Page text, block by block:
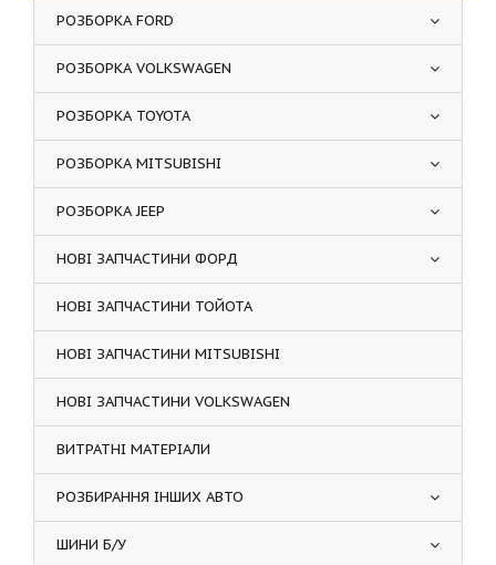
РОЗБОРКА FORD
РОЗБОРКА VOLKSWAGEN
РОЗБОРКА TOYOTA
РОЗБОРКА MITSUBISHI
РОЗБОРКА JEEP
НОВІ ЗАПЧАСТИНИ ФОРД
НОВІ ЗАПЧАСТИНИ ТОЙОТА
НОВІ ЗАПЧАСТИНИ MITSUBISHI
НОВІ ЗАПЧАСТИНИ VOLKSWAGEN
ВИТРАТНІ МАТЕРІАЛИ
РОЗБИРАННЯ ІНШИХ АВТО
ШИНИ Б/У